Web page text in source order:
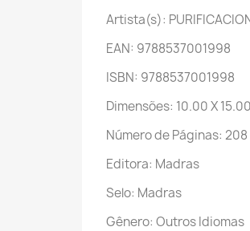
Artista(s):
EAN: 9788537001998
ISBN: 9788537001998
Dimensões: 10.00 X 15.00
Número de Páginas: 208
Editora: Madras
Selo: Madras
Gênero: Outros Idiomas